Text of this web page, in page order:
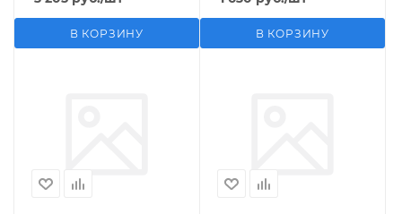
В КОРЗИНУ В КОРЗИНУ